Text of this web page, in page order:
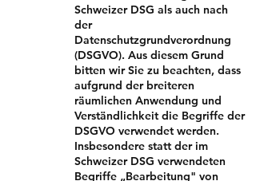
Schweizer DSG als auch nach
der
Datenschutzgrundverordnung
(DSGVO). Aus diesem Grund
bitten wir Sie zu beachten, dass
aufgrund der breiteren
räumlichen Anwendung und
Verständlichkeit die Begriffe der
DSGVO verwendet werden.
Insbesondere statt der im
Schweizer DSG verwendeten
Begriffe „Bearbeitung" von